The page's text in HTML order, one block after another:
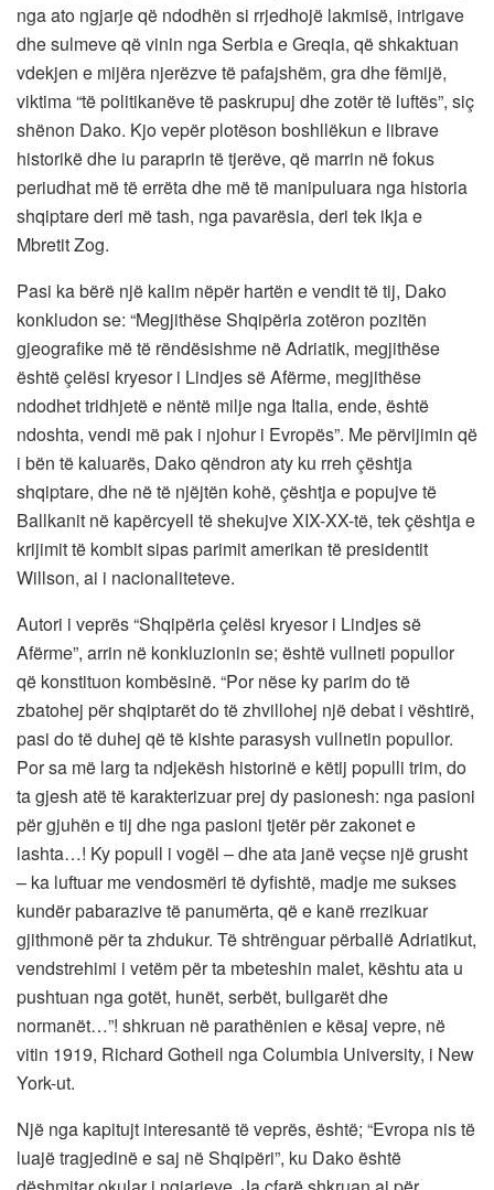
nga ato ngjarje që ndodhën si rrjedhojë lakmisë, intrigave
dhe sulmeve që vinin nga Serbia e Greqia, që shkaktuan
vdekjen e mijëra njerëzve të pafajshëm, gra dhe fëmijë,
viktima “të politikanëve të paskrupuj dhe zotër të luftës”, siç
shënon Dako. Kjo vepër plotëson boshllëkun e librave
historikë dhe iu paraprin të tjerëve, që marrin në fokus
periudhat më të errëta dhe më të manipuluara nga historia
shqiptare deri më tash, nga pavarësia, deri tek ikja e
Mbretit Zog.
Pasi ka bërë një kalim nëpër hartën e vendit të tij, Dako
konkludon se: “Megjithëse Shqipëria zotëron pozitën
gjeografike më të rëndësishme në Adriatik, megjithëse
është çelësi kryesor i Lindjes së Afërme, megjithëse
ndodhet tridhjetë e nëntë milje nga Italia, ende, është
ndoshta, vendi më pak i njohur i Evropës”. Me përvijimin që
i bën të kaluarës, Dako qëndron aty ku rreh çështja
shqiptare, dhe në të njëjtën kohë, çështja e popujve të
Ballkanit në kapërcyell të shekujve XIX-XX-të, tek çështja e
krijimit të kombit sipas parimit amerikan të presidentit
Willson, ai i nacionaliteteve.
Autori i veprës “Shqipëria çelësi kryesor i Lindjes së
Afërme”, arrin në konkluzionin se; është vullneti popullor
që konstituon kombësinë. “Por nëse ky parim do të
zbatohej për shqiptarët do të zhvillohej një debat i vështirë,
pasi do të duhej që të kishte parasysh vullnetin popullor.
Por sa më larg ta ndjekësh historinë e këtij populli trim, do
ta gjesh atë të karakterizuar prej dy pasionesh: nga pasioni
për gjuhën e tij dhe nga pasioni tjetër për zakonet e
lashta…! Ky popull i vogël – dhe ata janë veçse një grusht
– ka luftuar me vendosmëri të dyfishtë, madje me sukses
kundër pabarazive të panumërta, që e kanë rrezikuar
gjithmonë për ta zhdukur. Të shtrënguar përballë Adriatikut,
vendstrehimi i vetëm për ta mbeteshin malet, kështu ata u
pushtuan nga gotët, hunët, serbët, bullgarët dhe
normanët…”! shkruan në parathënien e kësaj vepre, në
vitin 1919, Richard Gotheil nga Columbia University, i New
York-ut.
Një nga kapitujt interesantë të veprës, është; “Evropa nis të
luajë tragjedinë e saj në Shqipëri”, ku Dako është